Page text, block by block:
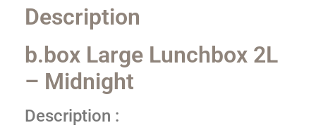
Description
b.box Large Lunchbox 2L
– Midnight
Description :